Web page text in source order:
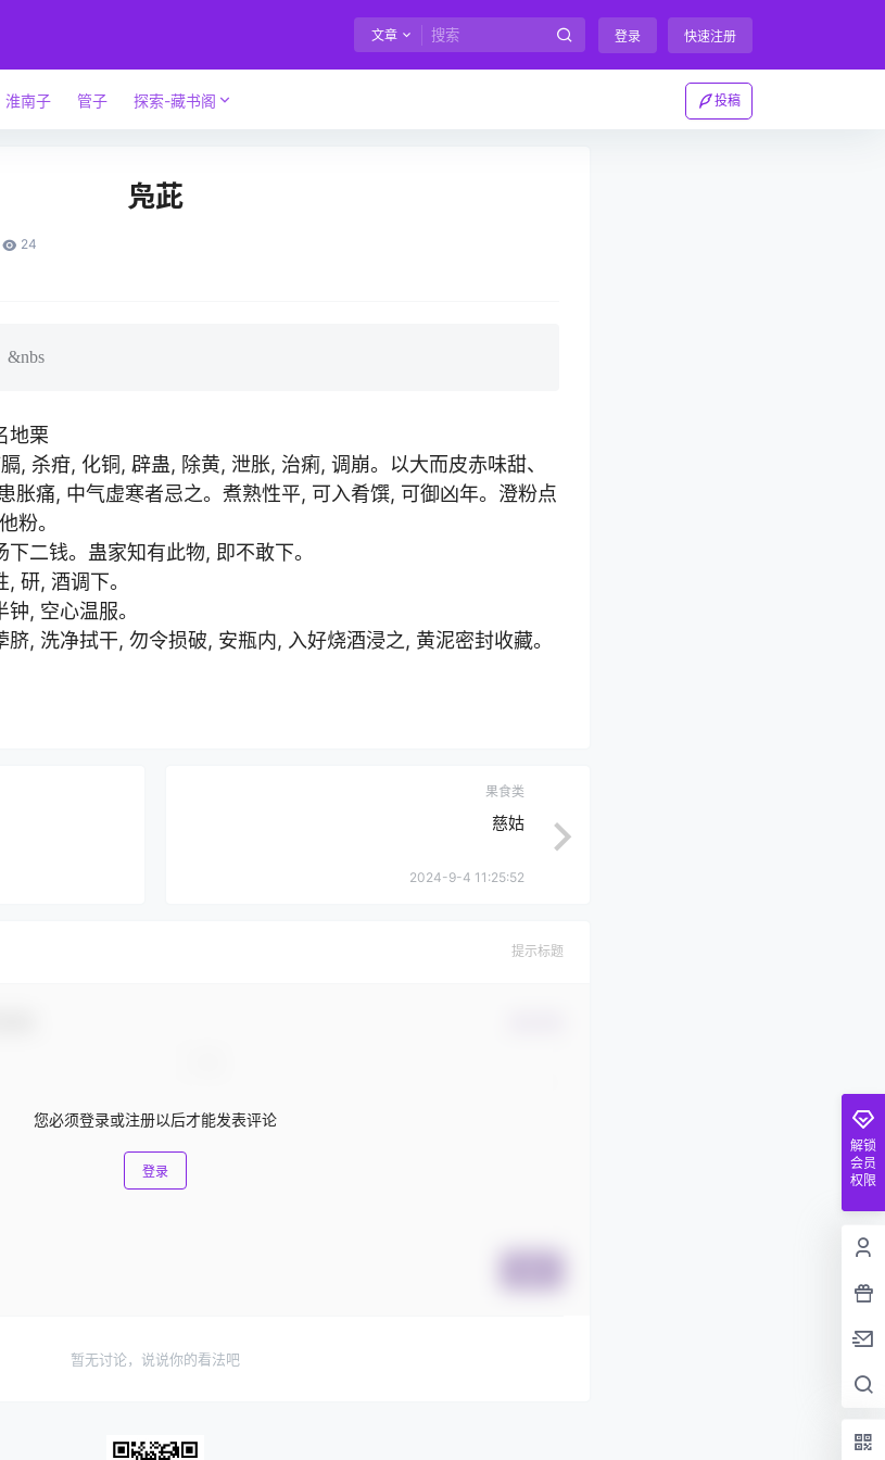
文章 登录 快速注册
淮南子 管子 探索-藏书阁 投稿
凫茈
24
&nbs
地栗
, 杀疳, 化铜, 辟蛊, 除黄, 泄胀, 治痢, 调崩。以大而皮赤味甜、
胀痛, 中气虚寒者忌之。煮熟性平, 可入肴馔, 可御凶年。澄粉点
粉。
二钱。蛊家知有此物, 即不敢下。
研, 酒调下。
, 空心温服。
, 洗净拭干, 勿令损破, 安瓶内, 入好烧酒浸之, 黄泥密封收藏。
果食类
慈姑
2024-9-4 11:25:52
提示标题
您必须登录或注册以后才能发表评论
登录
暂无讨论，说说你的看法吧
解锁
会员
权限